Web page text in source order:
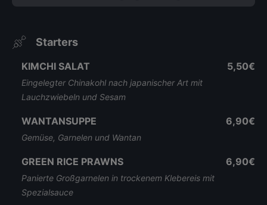
Starters
KIMCHI SALAT
Eingelegter Chinakohl nach japanischer Art mit
Lauchzwiebeln und Sesam
5,50€
WANTANSUPPE
Gemüse, Garnelen und Wantan
6,90€
GREEN RICE PRAWNS
Panierte Großgarnelen in trockenem Klebereis mit
Spezialsauce
6,90€